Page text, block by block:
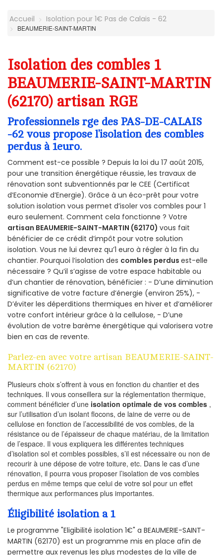
Accueil Isolation pour 1€ Pas de Calais - 62
BEAUMERIE-SAINT-MARTIN
Isolation des combles 1
BEAUMERIE-SAINT-MARTIN
(62170) artisan RGE
Professionnels rge des PAS-DE-CALAIS
-62 vous propose l’isolation des combles
perdus à 1euro.
Comment est-ce possible ? Depuis la loi du 17 août 2015,
pour une transition énergétique réussie, les travaux de
rénovation sont subventionnés par le CEE (Certificat
d’Economie d’Energie). Grâce à un éco-prêt pour votre
solution isolation vous permet d’isoler vos combles pour 1
euro seulement. Comment cela fonctionne ? Votre
artisan BEAUMERIE-SAINT-MARTIN (62170) vous fait
bénéficier de ce crédit d’impôt pour votre solution
isolation. Vous ne lui devrez qu’1 euro à régler à la fin du
chantier. Pourquoi l’isolation des combles perdus est-elle
nécessaire ? Qu’il s’agisse de votre espace habitable ou
d’un chantier de rénovation, bénéficier : - D’une diminution
significative de votre facture d’énergie (environ 25%), -
D’éviter les déperditions thermiques en hiver et d’améliorer
votre confort intérieur grâce à la cellulose, - D’une
évolution de votre barème énergétique qui valorisera votre
bien en cas de revente.
Parlez-en avec votre artisan BEAUMERIE-SAINT-
MARTIN (62170)
Plusieurs choix s’offrent à vous en fonction du chantier et des
techniques. Il vous conseillera sur la réglementation thermique,
comment bénéficier d’une isolation optimale de vos combles ,
sur l’utilisation d’un isolant flocons, de laine de verre ou de
cellulose en fonction de l’accessibilité de vos combles, de la
résistance ou de l’épaisseur de chaque matériau, de la limitation
de l’espace. Il vous expliquera les différentes techniques
d’isolation sol et combles possibles, s’il est nécessaire ou non de
recourir à une dépose de votre toiture, etc. Dans le cas d’une
rénovation, il pourra vous proposer l’isolation de vos combles
perdus en même temps que celui de votre sol pour un effet
thermique aux performances plus importantes.
Éligibilité isolation a 1
Le programme "Eligibilité isolation 1€" a BEAUMERIE-SAINT-
MARTIN (62170) est un programme mis en place afin de
permettre aux revenus les plus modestes de la ville de